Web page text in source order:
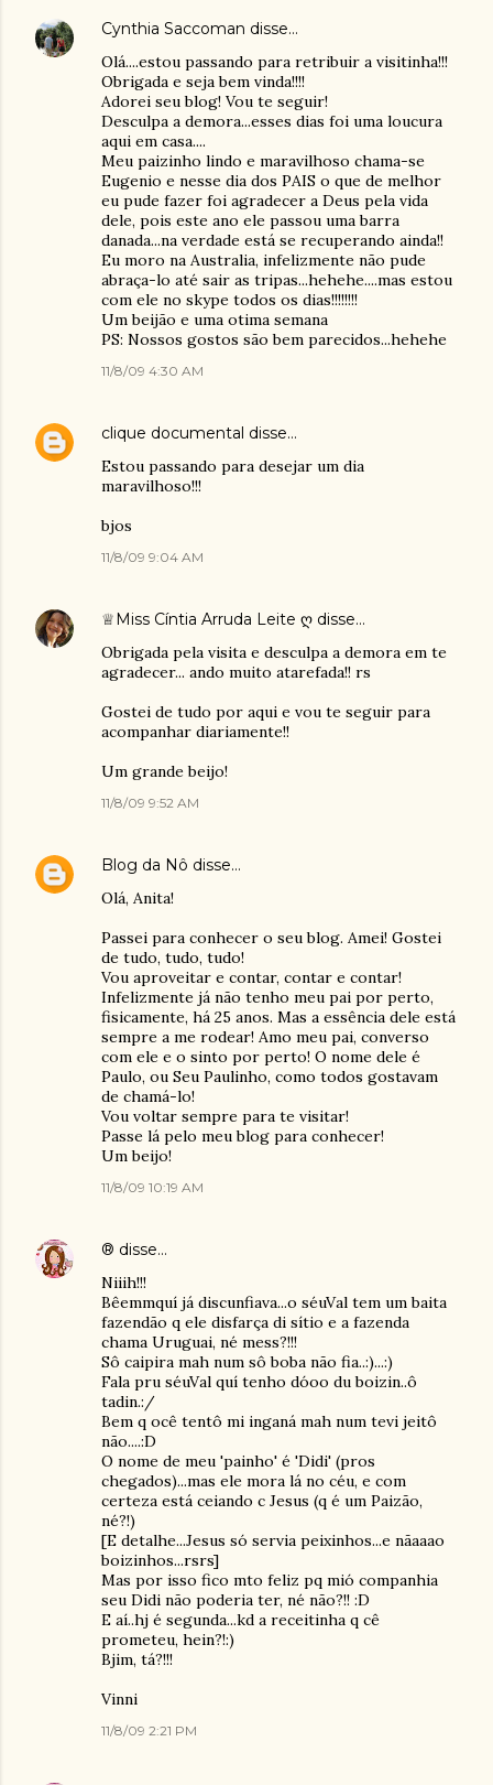
Cynthia Saccoman disse…
Olá....estou passando para retribuir a visitinha!!!
Obrigada e seja bem vinda!!!!
Adorei seu blog! Vou te seguir!
Desculpa a demora...esses dias foi uma loucura
aqui em casa....
Meu paizinho lindo e maravilhoso chama-se
Eugenio e nesse dia dos PAIS o que de melhor
eu pude fazer foi agradecer a Deus pela vida
dele, pois este ano ele passou uma barra
danada...na verdade está se recuperando ainda!!
Eu moro na Australia, infelizmente não pude
abraça-lo até sair as tripas...hehehe....mas estou
com ele no skype todos os dias!!!!!!!!
Um beijão e uma otima semana
PS: Nossos gostos são bem parecidos...hehehe
11/8/09 4:30 AM
clique documental disse…
Estou passando para desejar um dia
maravilhoso!!!
bjos
11/8/09 9:04 AM
♕Miss Cíntia Arruda Leite ღ disse…
Obrigada pela visita e desculpa a demora em te
agradecer... ando muito atarefada!! rs
Gostei de tudo por aqui e vou te seguir para
acompanhar diariamente!!
Um grande beijo!
11/8/09 9:52 AM
Blog da Nô disse…
Olá, Anita!
Passei para conhecer o seu blog. Amei! Gostei
de tudo, tudo, tudo!
Vou aproveitar e contar, contar e contar!
Infelizmente já não tenho meu pai por perto,
fisicamente, há 25 anos. Mas a essência dele está
sempre a me rodear! Amo meu pai, converso
com ele e o sinto por perto! O nome dele é
Paulo, ou Seu Paulinho, como todos gostavam
de chamá-lo!
Vou voltar sempre para te visitar!
Passe lá pelo meu blog para conhecer!
Um beijo!
11/8/09 10:19 AM
® disse…
Niiih!!!
Bêemmquí já discunfiava...o séuVal tem um baita
fazendão q ele disfarça di sítio e a fazenda
chama Uruguai, né mess?!!!
Sô caipira mah num sô boba não fia..:)...:)
Fala pru séuVal quí tenho dóoo du boizin..ô
tadin.:/
Bem q ocê tentô mi inganá mah num tevi jeitô
não....:D
O nome de meu 'painho' é 'Didi' (pros
chegados)...mas ele mora lá no céu, e com
certeza está ceiando c Jesus (q é um Paizão,
né?!)
[E detalhe...Jesus só servia peixinhos...e nãaaao
boizinhos...rsrs]
Mas por isso fico mto feliz pq mió companhia
seu Didi não poderia ter, né não?!! :D
E aí..hj é segunda...kd a receitinha q cê
prometeu, hein?!:)
Bjim, tá?!!!
Vinni
11/8/09 2:21 PM